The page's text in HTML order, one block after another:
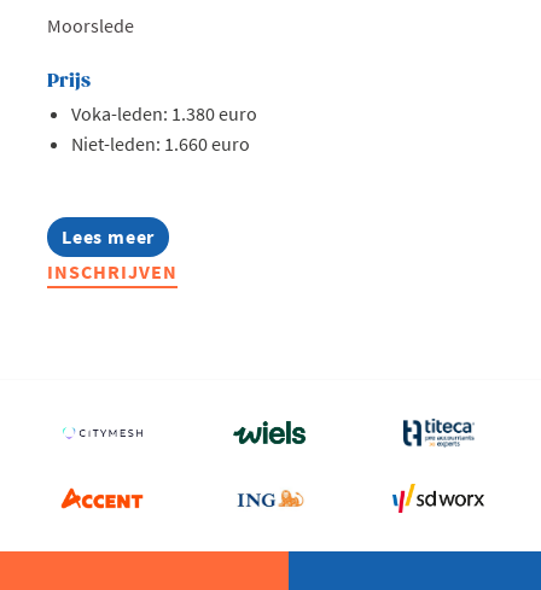
Moorslede
Prijs
Voka-leden: 1.380 euro
Niet-leden: 1.660 euro
Lees meer
about
Lerend
Netwerk
INSCHRIJVEN